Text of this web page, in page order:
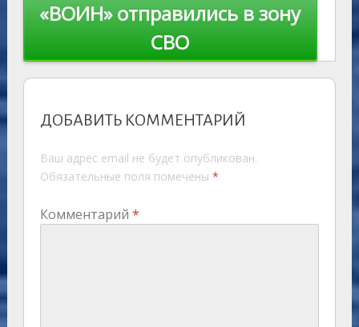
«ВОИН» отправились в зону
СВО
ДОБАВИТЬ КОММЕНТАРИЙ
Ваш адрес email не будет опубликован.
Обязательные поля помечены *
Комментарий *